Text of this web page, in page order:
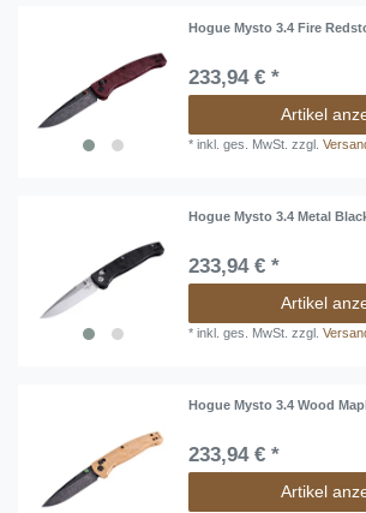
Hogue Mysto 3.4 Fire
233,94 € *
Artikel
*inkl. ges. MwSt. zzgl.
Hogue Mysto 3.4 Metal
233,94 € *
Artikel
*inkl. ges. MwSt. zzgl.
Hogue Mysto 3.4 Wood
233,94 € *
Artikel